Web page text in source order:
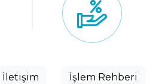
İletişim İşlem Rehberi